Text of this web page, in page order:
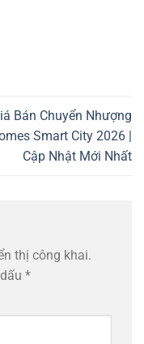
Bán Chuyển Nhượng
Smart City 2026 |
Cập Nhật Mới Nhất
thị công khai.
*